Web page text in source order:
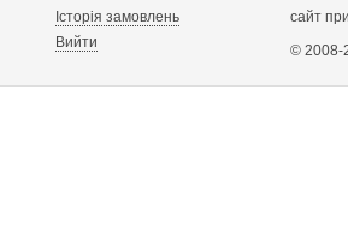
Історія замовлень
Вийти
сайт
© 2008-